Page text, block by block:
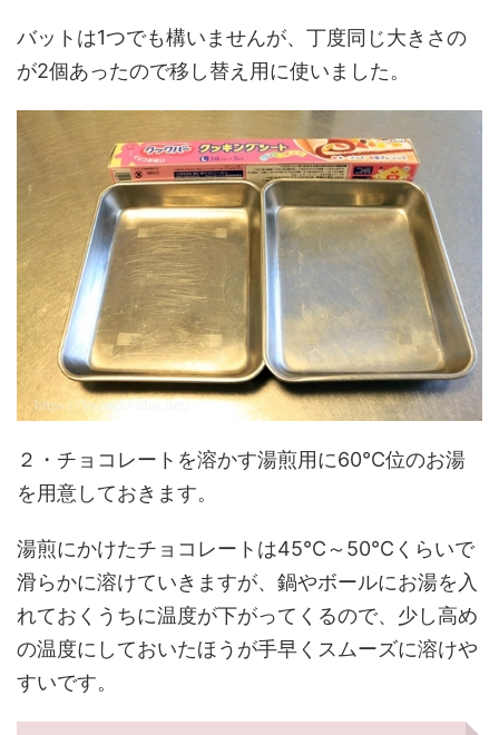
バットは1つでも構いませんが、丁度同じ大きさの
が2個あったので移し替え用に使いました。
２・チョコレートを溶かす湯煎用に60℃位のお湯
を用意しておきます。
湯煎にかけたチョコレートは45℃～50℃くらいで
滑らかに溶けていきますが、鍋やボールにお湯を入
れておくうちに温度が下がってくるので、少し高め
の温度にしておいたほうが手早くスムーズに溶けや
すいです。